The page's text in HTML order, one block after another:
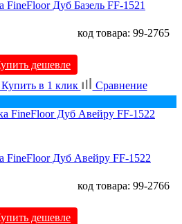
FineFloor Дуб Базель FF-1521
код товара: 99-2765
дешевле
в 1 клик
Сравнение
FineFloor Дуб Авейру FF-1522
код товара: 99-2766
дешевле